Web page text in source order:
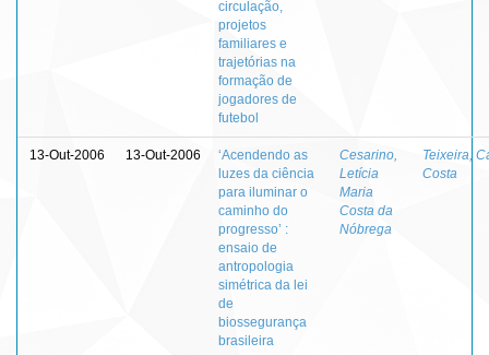
circulação,
projetos
familiares e
trajetórias na
formação de
jogadores de
futebol
13-Out-2006 13-Out-2006
‘Acendendo as
luzes da ciência
para iluminar o
caminho do
progresso’ :
ensaio de
antropologia
simétrica da lei
de
biossegurança
brasileira
Cesarino,
Letícia
Maria
Costa da
Nóbrega
Teixeira,
Costa